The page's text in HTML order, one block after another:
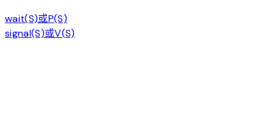
wait(S)或P(S)
signal(S)或V(S)